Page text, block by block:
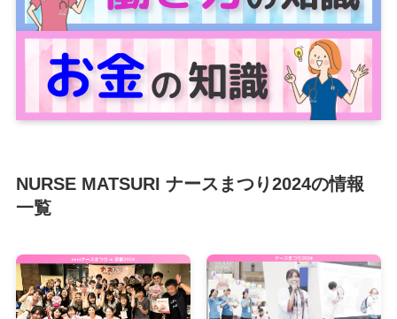
NURSE MATSURI ナースまつり2024の情報
一覧